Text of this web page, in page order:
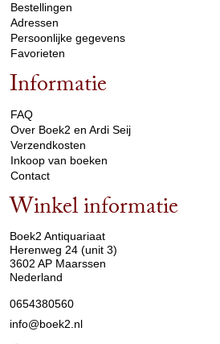
Bestellingen
Adressen
Persoonlijke gegevens
Favorieten
Informatie
FAQ
Over Boek2 en Ardi Seij
Verzendkosten
Inkoop van boeken
Contact
Winkel informatie
Boek2 Antiquariaat
Herenweg 24 (unit 3)
3602 AP Maarssen
Nederland
0654380560
info@boek2.nl